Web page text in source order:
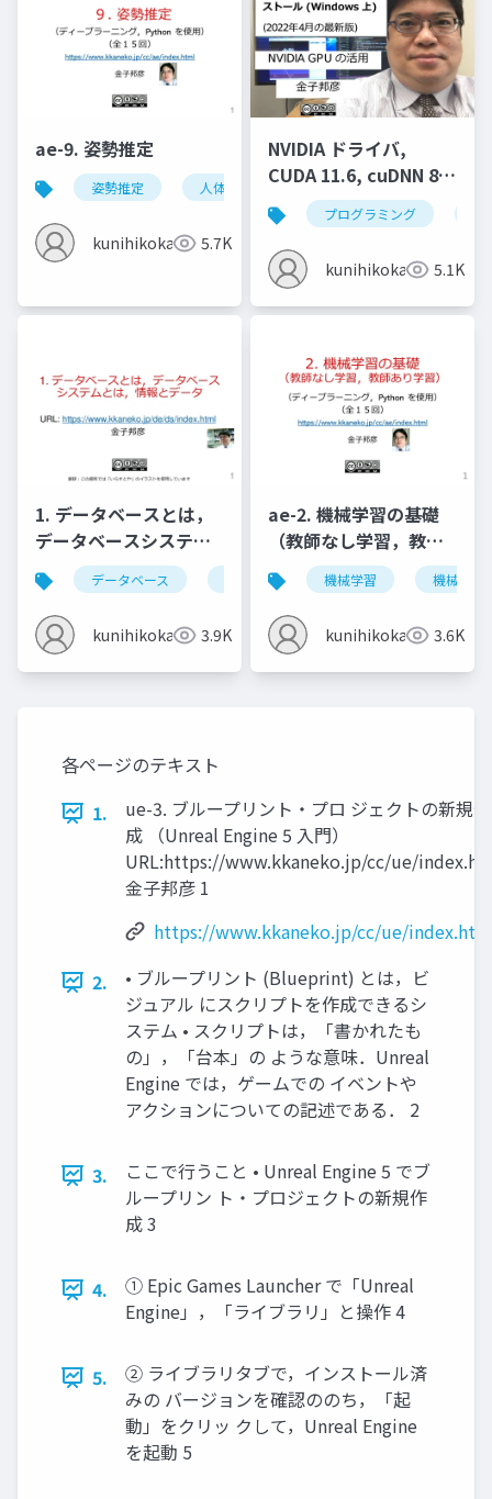
ae-9. 姿勢推定
姿勢推定 人体の姿勢推定 頭部の姿勢推定
kunihikokaneko5.7K
NVIDIA ドライバ,
CUDA 11.6, cuDNN 8.4
のインストール
(Windows 上) (2022年
4月の最新版)
プログラミング
kunihikokaneko5.1K
1. データベースとは，
データベースシステム
とは，情報とデータ
データベース データベースシステム 情報とデータ
kunihikokaneko3.9K
ae-2. 機械学習の基礎
（教師なし学習，教師
あり学習）
機械学習 機械学習
kunihikokaneko3.6K
各ページのテキスト
1.
ue-3. ブループリント・プロ ジェクトの新規作
成 （Unreal Engine 5 入門）
URL:https://www.kkaneko.jp/cc/ue/
金子邦彦 1
https://www.kkaneko.jp/cc/ue/
2.
• ブループリント (Blueprint) とは，ビ
ジュアル にスクリプトを作成できるシ
ステム • スクリプトは，「書かれたも
の」，「台本」の ような意味．Unreal
Engine では，ゲームでの イベントや
アクションについての記述である． 2
3.
ここで行うこと • Unreal Engine 5 でブ
ループリン ト・プロジェクトの新規作
成 3
4.
① Epic Games Launcher で「Unreal
Engine」，「ライブラリ」と操作 4
5.
② ライブラリタブで，インストール済
みの バージョンを確認ののち，「起
動」をクリッ クして，Unreal Engine
を起動 5